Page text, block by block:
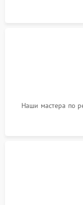
Наши мастера по